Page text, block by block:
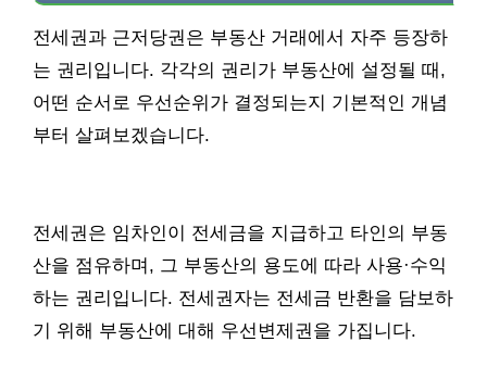
전세권과 근저당권은 부동산 거래에서 자주 등장하
는 권리입니다. 각각의 권리가 부동산에 설정될 때,
어떤 순서로 우선순위가 결정되는지 기본적인 개념
부터 살펴보겠습니다.
전세권은 임차인이 전세금을 지급하고 타인의 부동
산을 점유하며, 그 부동산의 용도에 따라 사용·수익
하는 권리입니다. 전세권자는 전세금 반환을 담보하
기 위해 부동산에 대해 우선변제권을 가집니다.